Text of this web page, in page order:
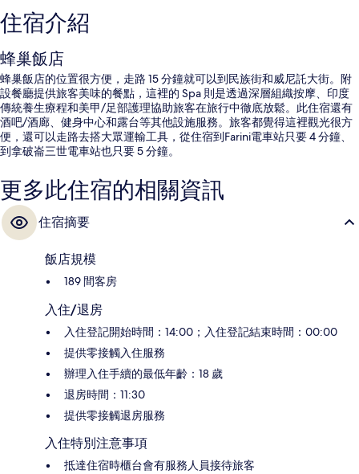
住宿介紹
蜂巢飯店
蜂巢飯店的位置很方便，走路 15 分鐘就可以到民族街和威尼託大街。附
設餐廳提供旅客美味的餐點，這裡的 Spa 則是透過深層組織按摩、印度
傳統養生療程和美甲/足部護理協助旅客在旅行中徹底放鬆。此住宿還有
酒吧/酒廊、健身中心和露台等其他設施服務。旅客都覺得這裡觀光很方
便，還可以走路去搭大眾運輸工具，從住宿到Farini電車站只要 4 分鐘、
到拿破崙三世電車站也只要 5 分鐘。
更多此住宿的相關資訊
住宿摘要
飯店規模
189 間客房
入住/退房
入住登記開始時間：14:00；入住登記結束時間：00:00
提供零接觸入住服務
辦理入住手續的最低年齡：18 歲
退房時間：11:30
提供零接觸退房服務
入住特別注意事項
抵達住宿時櫃台會有服務人員接待旅客